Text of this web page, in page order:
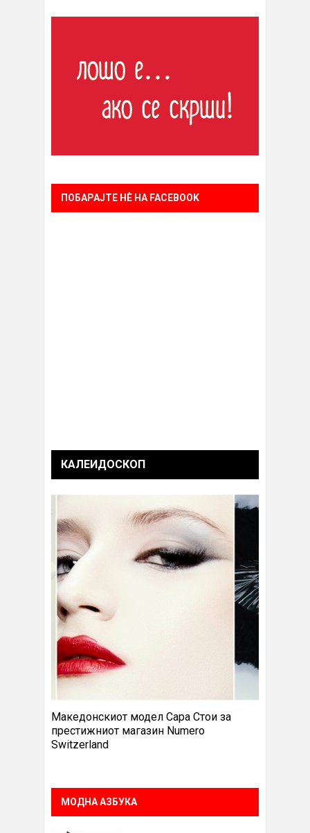
ПОБАРАЈТЕ НÈ НА FACEBOOK
КАЛЕИДОСКОП
Македонскиот модел Сара Стои за
престижниот магазин Numero
Switzerland
МОДНА АЗБУКА